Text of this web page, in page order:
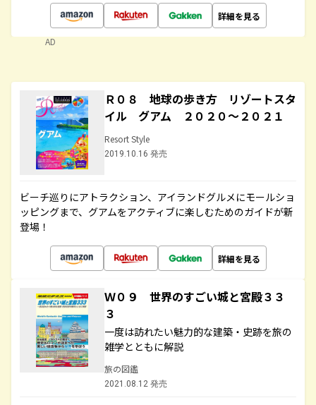
詳細を見る
AD
Ｒ０８ 地球の歩き方 リゾートスタ
イル グアム ２０２０～２０２１
Resort Style
2019.10.16 発売
ビーチ巡りにアトラクション、アイランドグルメにモールショ
ッピングまで、グアムをアクティブに楽しむためのガイドが新
登場！
詳細を見る
Ｗ０９ 世界のすごい城と宮殿３３
３
一度は訪れたい魅力的な建築・史跡を旅の
雑学とともに解説
旅の図鑑
2021.08.12 発売